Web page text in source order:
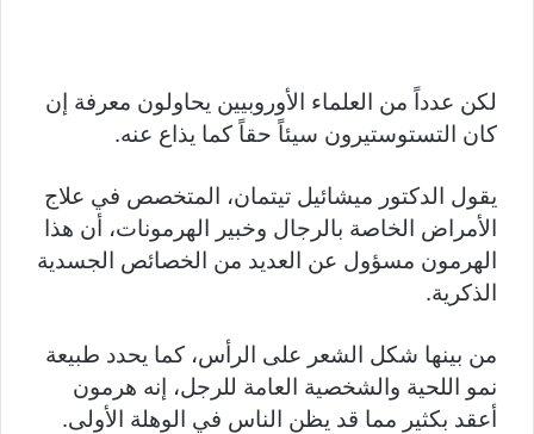
لكن عدداً من العلماء الأوروبيين يحاولون معرفة إن
كان التستوستيرون سيئاً حقاً كما يذاع عنه.
يقول الدكتور ميشائيل تيتمان، المتخصص في علاج
الأمراض الخاصة بالرجال وخبير الهرمونات، أن هذا
الهرمون مسؤول عن العديد من الخصائص الجسدية
الذكرية.
من بينها شكل الشعر على الرأس، كما يحدد طبيعة
نمو اللحية والشخصية العامة للرجل، إنه هرمون
أعقد بكثير مما قد يظن الناس في الوهلة الأولى.